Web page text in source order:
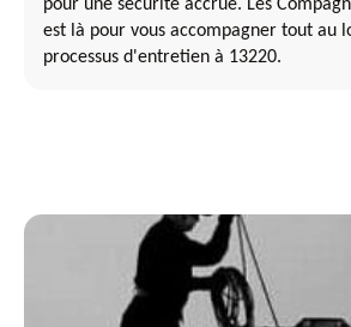
pour une sécurité accrue. Les
est là pour vous accompagner tout au
processus d'entretien à 13220.